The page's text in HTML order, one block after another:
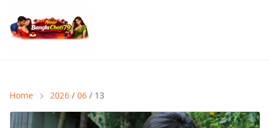
Home 2026 / 06 / 13